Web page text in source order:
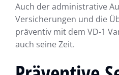
Auch der administrative
Versicherungen und die
präventiv mit dem VD-1
auch seine Zeit.